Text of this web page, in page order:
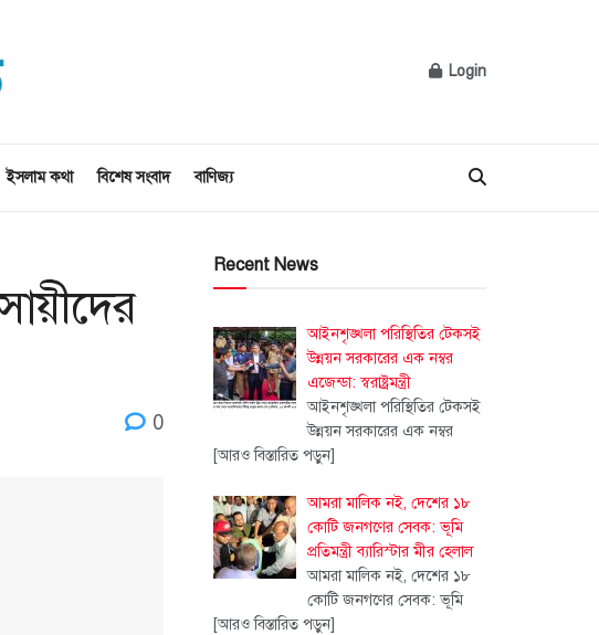
Login
ইসলাম কথা বিশেষ সংবাদ বাণিজ্য
0
Recent News
আইনশৃঙ্খলা পরিস্থিতির টেকসই
উন্নয়ন সরকারের এক নম্বর
এজেন্ডা: স্বরাষ্ট্রমন্ত্রী
আইনশৃঙ্খলা পরিস্থিতির টেকসই
উন্নয়ন সরকারের এক নম্বর
[আরও বিস্তারিত পড়ুন]
আমরা মালিক নই, দেশের ১৮
কোটি জনগণের সেবক: ভূমি
প্রতিমন্ত্রী ব্যারিস্টার মীর হেলাল
আমরা মালিক নই, দেশের ১৮
কোটি জনগণের সেবক: ভূমি
[আরও বিস্তারিত পড়ুন]